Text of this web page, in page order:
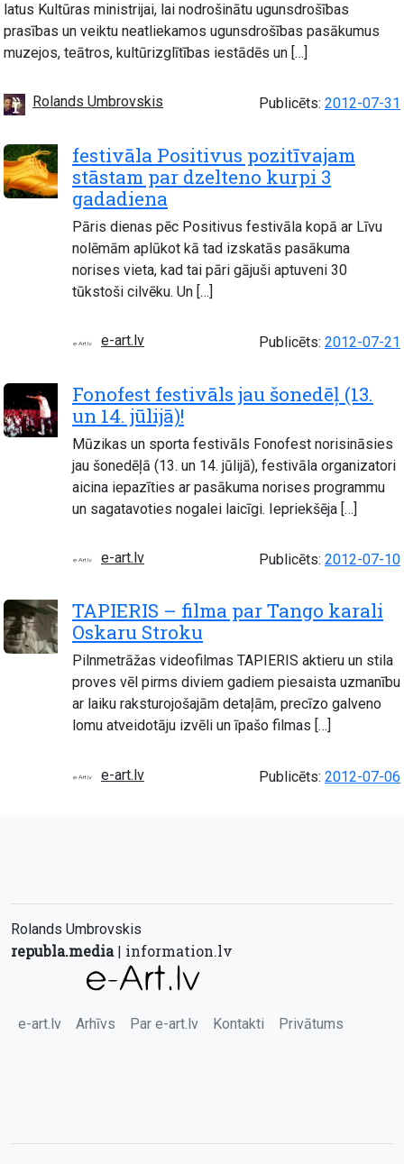
latus Kultūras ministrijai, lai nodrošinātu ugunsdrošības
prasības un veiktu neatliekamos ugunsdrošības pasākumus
muzejos, teātros, kultūrizglītības iestādēs un […]
Rolands Umbrovskis Publicēts: 2012-07-31
festivāla Positivus pozitīvajam
stāstam par dzelteno kurpi 3
gadadiena
Pāris dienas pēc Positivus festivāla kopā ar Līvu
nolēmām aplūkot kā tad izskatās pasākuma
norises vieta, kad tai pāri gājuši aptuveni 30
tūkstoši cilvēku. Un […]
e-art.lv Publicēts: 2012-07-21
Fonofest festivāls jau šonedēļ (13.
un 14. jūlijā)!
Mūzikas un sporta festivāls Fonofest norisināsies
jau šonedēļā (13. un 14. jūlijā), festivāla organizatori
aicina iepazīties ar pasākuma norises programmu
un sagatavoties nogalei laicīgi. Iepriekšēja […]
e-art.lv Publicēts: 2012-07-10
TAPIERIS – filma par Tango karali
Oskaru Stroku
Pilnmetrāžas videofilmas TAPIERIS aktieru un stila
proves vēl pirms diviem gadiem piesaista uzmanību
ar laiku raksturojošajām detaļām, precīzo galveno
lomu atveidotāju izvēli un īpašo filmas […]
e-art.lv Publicēts: 2012-07-06
Rolands Umbrovskis
republa.media| information.lv
e-art.lv Arhīvs Par e-art.lv Kontakti Privātums